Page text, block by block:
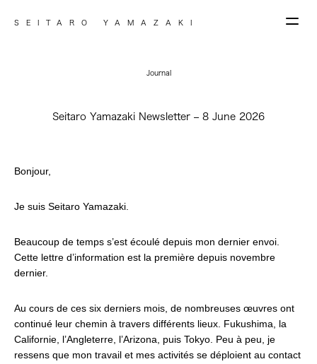
SEITARO YAMAZAKI
Journal
Seitaro Yamazaki Newsletter – 8 June 2026
Bonjour,
Je suis Seitaro Yamazaki.
Beaucoup de temps s’est écoulé depuis mon dernier envoi.
Cette lettre d’information est la première depuis novembre
dernier.
Au cours de ces six derniers mois, de nombreuses œuvres ont
continué leur chemin à travers différents lieux. Fukushima, la
Californie, l’Angleterre, l’Arizona, puis Tokyo. Peu à peu, je
ressens que mon travail et mes activités se déploient au contact